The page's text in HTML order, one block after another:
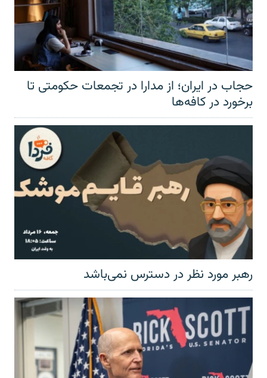
حجاب در ایران؛ از مدارا در تجمعات حکومتی تا
برخورد در کافه‌ها
رهبر مورد نظر در دسترس نمی‌باشد